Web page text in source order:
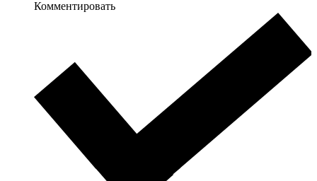
Комментировать